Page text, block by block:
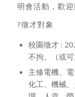
明會活動，歡
?徵才對象
校園徵才 :
不拘。（或
主修電機、
化工、機械